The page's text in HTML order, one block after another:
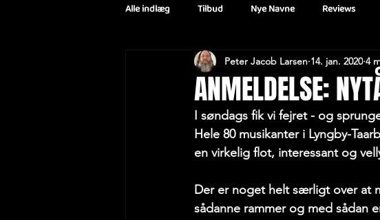
Alle indlæg Tilbud Nye Navne Reviews
Aflysninger
ANMELDELSE:
Peter Jacob Larsen 14. jan. 2020 4
I søndags fik vi fejret - og
Hele 80 musikanter i Lyngby-
en virkelig flot, interessant og
Der er noget helt særligt over at
sådanne rammer og med sådan